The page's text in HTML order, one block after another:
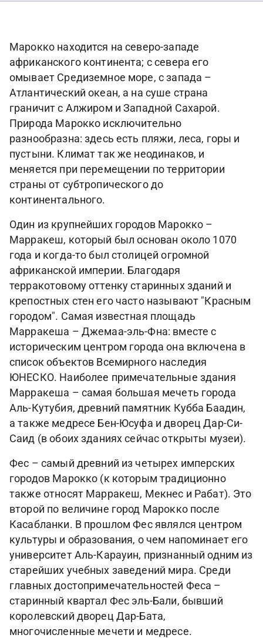
Марокко находится на северо-западе
африканского континента; с севера его
омывает Средиземное море, с запада –
Атлантический океан, а на суше страна
граничит с Алжиром и Западной Сахарой.
Природа Марокко исключительно
разнообразна: здесь есть пляжи, леса, горы и
пустыни. Климат так же неодинаков, и
меняется при перемещении по территории
страны от субтропического до
континентального.
Один из крупнейших городов Марокко –
Марракеш, который был основан около 1070
года и когда-то был столицей огромной
африканской империи. Благодаря
терракотовому оттенку старинных зданий и
крепостных стен его часто называют "Красным
городом". Самая известная площадь
Марракеша – Джемаа-эль-Фна: вместе с
историческим центром города она включена в
список объектов Всемирного наследия
ЮНЕСКО. Наиболее примечательные здания
Марракеша – самая большая мечеть города
Аль-Кутубия, древний памятник Кубба Баадин,
а также медресе Бен-Юсуфа и дворец Дар-Си-
Саид (в обоих зданиях сейчас открыты музеи).
Фес – самый древний из четырех имперских
городов Марокко (к которым традиционно
также относят Марракеш, Мекнес и Рабат). Это
второй по величине город Марокко после
Касабланки. В прошлом Фес являлся центром
культуры и образования, о чем напоминает его
университет Аль-Карауин, признанный одним из
старейших учебных заведений мира. Среди
главных достопримечательностей Феса –
старинный квартал Фес эль-Бали, бывший
королевский дворец Дар-Бата,
многочисленные мечети и медресе.